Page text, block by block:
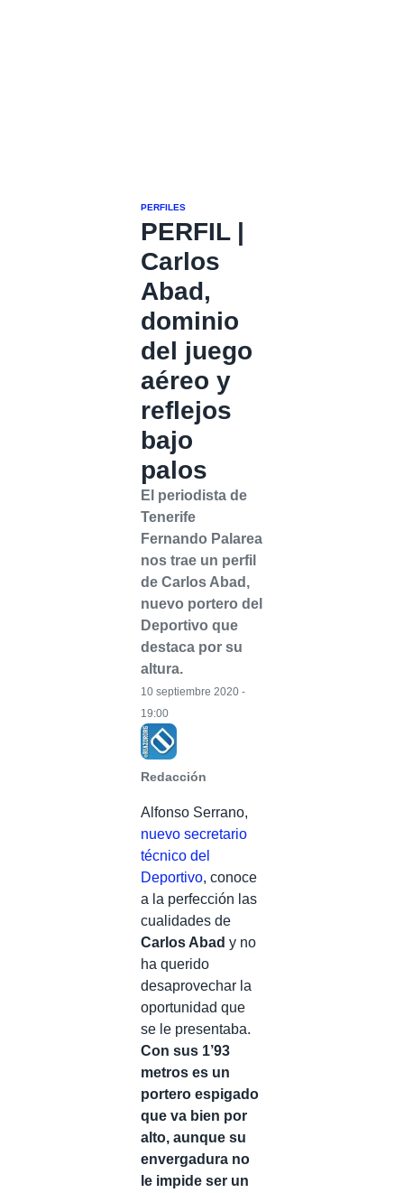
PERFILES
PERFIL |
Carlos
Abad,
dominio
del juego
aéreo y
reflejos
bajo
palos
El periodista de
Tenerife
Fernando Palarea
nos trae un perfil
de Carlos Abad,
nuevo portero del
Deportivo que
destaca por su
altura.
Redacción
10 septiembre 2020 -
19:00
Alfonso Serrano,
nuevo secretario
técnico del
Deportivo, conoce
a la perfección las
cualidades de
Carlos Abad y no
ha querido
desaprovechar la
oportunidad que
se le presentaba.
Con sus 1’93
metros es un
portero espigado
que va bien por
alto, aunque su
envergadura no
le impide ser un